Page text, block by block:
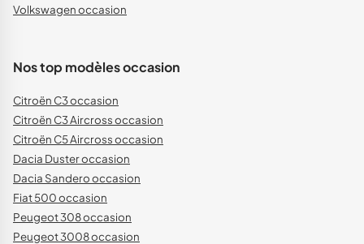
Volkswagen occasion
Nos top modèles occasion
Citroën C3 occasion
Citroën C3 Aircross occasion
Citroën C5 Aircross occasion
Dacia Duster occasion
Dacia Sandero occasion
Fiat 500 occasion
Peugeot 308 occasion
Peugeot 3008 occasion